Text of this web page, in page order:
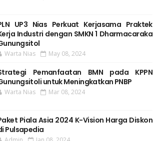
UP3 Nias Perkuat Kerjasama Praktek
Industri dengan SMKN 1 Dharmacaraka
Warta Nias May 08, 2024
Pemanfaatan BMN pada KPPN
untuk Meningkatkan PNBP
Warta Nias Mar 08, 2024
Piala Asia 2024 K-Vision Harga Diskon
Pulsapedia